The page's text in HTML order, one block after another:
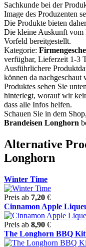
Sachkunde bei der
Image des Produzenten
Die Produkte bieten
Die kleine Auskunft vom
Vorfeld bereitgestellt.
Kategorie:
verfügbar, Lieferzeit 1-3
Ausführlichere
können da
Produktes sehen Sie
hinterlegt, worauf wir
dass alle Infos helfen.
Schauen Sie in dem
Brandeisen Longhorn
Alternative
Longhorn
Winter Time
Preis ab 7,20 €
Cinnamon Apple
Preis ab 8,90 €
The Longhorn BBQ